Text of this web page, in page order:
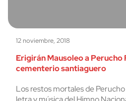
12 noviembre, 2018
Erigirán Mausoleo a Perucho
cementerio santiaguero
Los restos mortales de